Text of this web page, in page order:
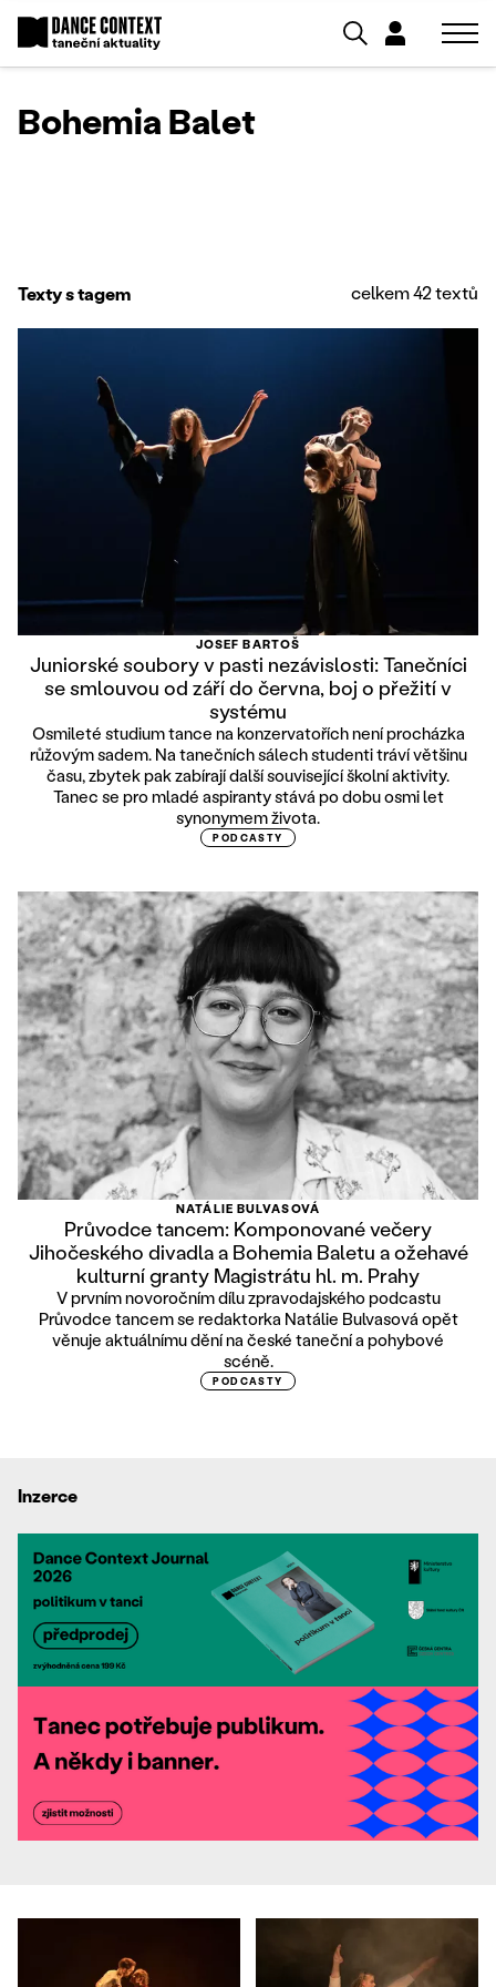
Bohemia Balet
Texty s tagem celkem 42 textů
JOSEF BARTOŠ
Juniorské soubory v pasti nezávislosti: Tanečníci
se smlouvou od září do června, boj o přežití v
systému
Osmileté studium tance na konzervatořích není procházka
růžovým sadem. Na tanečních sálech studenti tráví většinu
času, zbytek pak zabírají další související školní aktivity.
Tanec se pro mladé aspiranty stává po dobu osmi let
synonymem života.
PODCASTY
NATÁLIE BULVASOVÁ
Průvodce tancem: Komponované večery
Jihočeského divadla a Bohemia Baletu a ožehavé
kulturní granty Magistrátu hl. m. Prahy
V prvním novoročním dílu zpravodajského podcastu
Průvodce tancem se redaktorka Natálie Bulvasová opět
věnuje aktuálnímu dění na české taneční a pohybové
scéně.
PODCASTY
Inzerce